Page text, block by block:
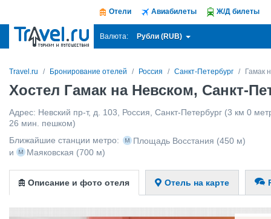
Отели Авиабилеты Ж/Д билеты
Валюта: Рубли (RUB)
Travel.ru Бронирование отелей Россия Санкт-Петербург Гамак
Хостел Гамак на Невском, Санкт-
Адрес: Невский пр-т, д. 103 Россия Санкт-Петербург (3 км 0
26 мин. пешком)
Ближайшие станции метро:
Площадь Восстания (450 м)
и
Маяковская (700 м)
Описание и фото отеля Отель на карте